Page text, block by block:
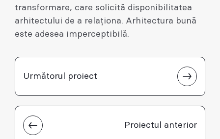
transformare, care solicită disponibilitatea
arhitectului de a relaţiona. Arhitectura bună
este adesea imperceptibilă.
Proiectul anterior
Următorul proiect